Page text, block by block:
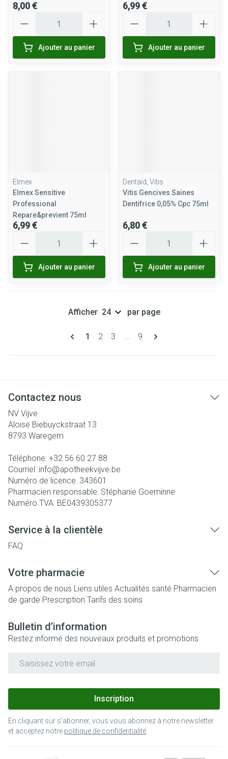
8,00 €
Ajouter au panier
6,99 €
Ajouter au panier
Elmex
Elmex Sensitive
Professional
Repare&previent 75ml
6,99 €
Ajouter au panier
Dentaid, Vitis
Vitis Gencives Saines
Dentifrice 0,05% Cpc 75ml
6,80 €
Ajouter au panier
Pages
Vous lisez actuellement la page
1 Page
2 Page
3 ... Page
9
Afficher par page
Contactez nous
NV Vijve
Aloise Biebuyckstraat 13
8793 Waregem
Téléphone: +32 56 60 27 88
Courriel: info@apotheekvijve.be
Numéro de licence: 343601
Pharmacien responsable: Stéphanie Goeminne
Numéro TVA: BE0439305377
Service à la clientèle
FAQ
Votre pharmacie
A propos de nous Liens utiles Actualités santé Pharmacien
de garde Prescription Tarifs des soins
Bulletin d’information
Restez informé des nouveaux produits et promotions
Inscription
En cliquant sur s'abonner, vous vous abonnez à notre newsletter
et acceptez notre politique de confidentialité